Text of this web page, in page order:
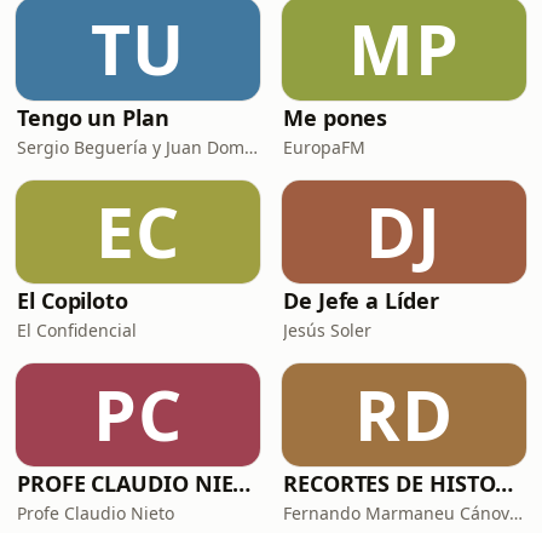
TU
Tengo un Plan
Sergio Beguería y Juan Domínguez
MP
Me pones
EuropaFM
EC
El Copiloto
El Confidencial
DJ
De Jefe a Líder
Jesús Soler
PC
PROFE CLAUDIO NIETO
Profe Claudio Nieto
RD
RECORTES DE HISTORIA Y CIENCIA
Fernando Marmaneu Cánovas